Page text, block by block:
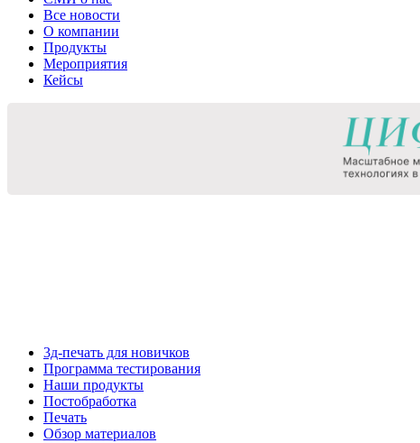
Все новости
О компании
Продукты
Мероприятия
Кейсы
3д-печать для новичков
Программа тестирования
Наши продукты
Постобработка
Печать
Обзор материалов